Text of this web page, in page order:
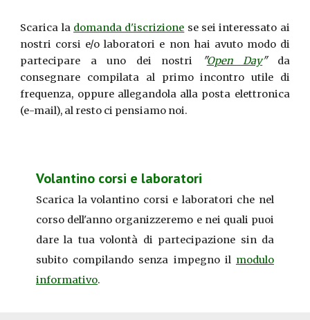
Scarica la domanda d'iscrizione se sei interessato ai
nostri corsi e/o laboratori e non hai avuto modo di
partecipare a uno dei nostri
"Open Day"da
consegnare compilata al primo incontro utile di
frequenza, oppure allegandola alla posta elettronica
(e-mail), al resto ci pensiamo noi.
Volantino corsi e laboratori
Scarica lavolantino corsi e laboratoriche nel
corso dell'anno organizzeremo e nei quali puoi
dare la tua volontà di partecipazione sin da
subito compilando senza impegno il modulo
informativo.